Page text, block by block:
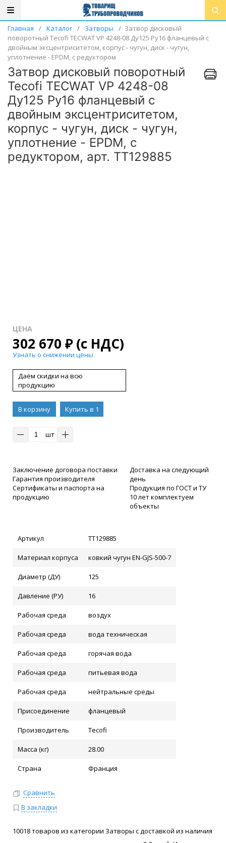
Главная / Каталог / Затворы / Затвор дисковый
поворотный Tecofi TECWAT VP 4248-08 Ду125 Ру16 фланцевый с
двойным эксцентриситетом, корпус - чугун, диск - чугун,
уплотнение - EPDM, с редуктором
Затвор дисковый поворотный
Tecofi TECWAT VP 4248-08
Ду125 Ру16 фланцевый с
двойным эксцентриситетом,
корпус - чугун, диск - чугун,
уплотнение - EPDM, с
редуктором, арт. ТТ129885
ЦЕНА
302 670 ₽(с НДС)
Узнать о снижении цены
Даём скидки на всю
продукцию
В корзину
Купить в 1
шт
Заключение договора поставки
Гарантия производителя
Сертификаты и паспорта на
продукцию
Доставка на следующий
день
Продукция по ГОСТ и ТУ
10 лет комплектуем
объекты
Артикул ТТ129885
Материал корпуса ковкий чугун EN-GJS-500-7
Диаметр (ДУ) 125
Давление (РУ) 16
Рабочая среда воздух
Рабочая среда вода техническая
Рабочая среда горячая вода
Рабочая среда питьевая вода
Рабочая среда нейтральные среды
Присоединение фланцевый
Производитель Tecofi
Масса (кг) 28.00
Страна Франция
Сравнить
В закладки
10018 товаров из категории Затворы с доставкой из наличия